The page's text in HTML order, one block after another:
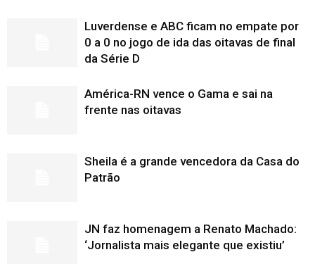
Luverdense e ABC ficam no empate por
0 a 0 no jogo de ida das oitavas de final
da Série D
América-RN vence o Gama e sai na
frente nas oitavas
Sheila é a grande vencedora da Casa do
Patrão
JN faz homenagem a Renato Machado:
‘Jornalista mais elegante que existiu’